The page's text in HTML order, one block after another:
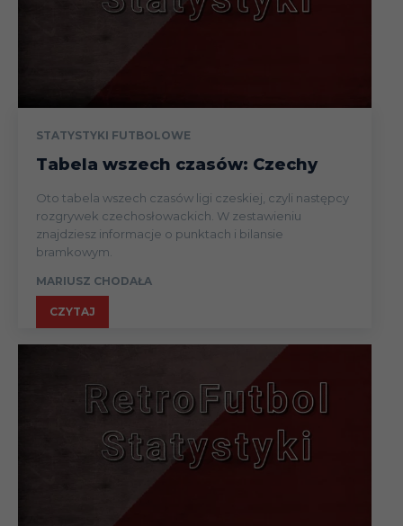
STATYSTYKI FUTBOLOWE
Tabela wszech czasów: Czechy
Oto tabela wszech czasów ligi czeskiej, czyli następcy
rozgrywek czechosłowackich. W zestawieniu
znajdziesz informacje o punktach i bilansie
bramkowym.
MARIUSZ CHODAŁA
CZYTAJ